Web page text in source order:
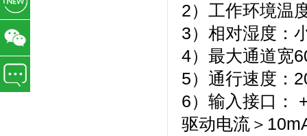
2）工作环境温
3）相对湿度：
4）最大通道宽
5）通行速度：
6）输入接口：
驱动电流＞